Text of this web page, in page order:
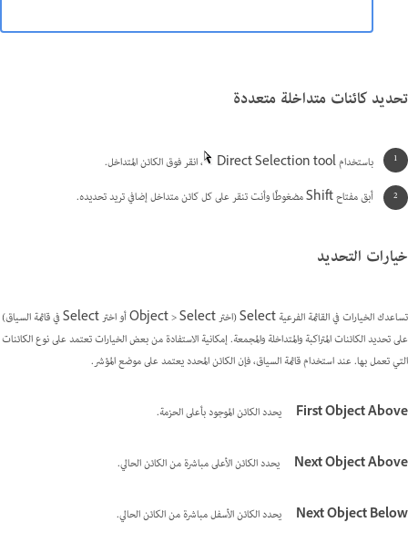
تحديد كائنات متداخلة متعددة
باستخدام Direct Selection tool
، انقر فوق الكائن المتداخل.
أبق مفتاح Shift مضغوطًا وأنت تنقر على كل كائن متداخل إضافي تريد تحديده.
خيارات التحديد
تساعدك الخيارات في القائمة الفرعية Select (اختر Object > Select أو اختر Select في قائمة السياق)
على تحديد الكائنات المتراكبة والمتداخلة والمجمعة. إمكانية الاستفادة من بعض الخيارات تعتمد على نوع الكائنات
التي تعمل بها. عند استخدام قائمة السياق، فإن الكائن المحدد يعتمد على موضع المؤشر.
First Object Above يحدد الكائن الموجود بأعلى الحزمة.
Next Object Above يحدد الكائن الأعلى مباشرة من الكائن الحالي.
Next Object Below يحدد الكائن الأسفل مباشرة من الكائن الحالي.